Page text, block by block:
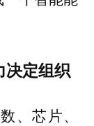
决定组织
、芯片、